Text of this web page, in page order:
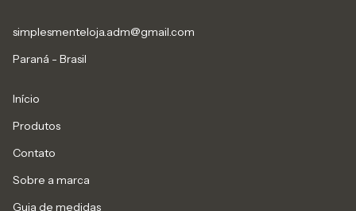
simplesmenteloja.adm@gmail.com
Paraná - Brasil
Início
Produtos
Contato
Sobre a marca
Guia de medidas